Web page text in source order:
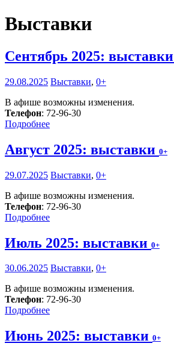
Выставки
Сентябрь 2025: выставки
29.08.2025 Выставки, 0+
В афише возможны изменения.
Телефон: 72-96-30
Подробнее
Август 2025: выставки 0+
29.07.2025 Выставки, 0+
В афише возможны изменения.
Телефон: 72-96-30
Подробнее
Июль 2025: выставки 0+
30.06.2025 Выставки, 0+
В афише возможны изменения.
Телефон: 72-96-30
Подробнее
Июнь 2025: выставки 0+